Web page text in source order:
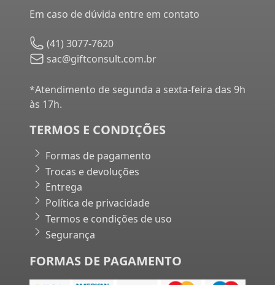
Em caso de dúvida entre em contato
(41) 3077-7620
sac@giftconsult.com.br
*Atendimento de segunda a sexta-feira das 9h
às 17h.
TERMOS E CONDIÇÕES
Formas de pagamento
Trocas e devoluções
Entrega
Política de privacidade
Termos e condições de uso
Segurança
FORMAS DE PAGAMENTO